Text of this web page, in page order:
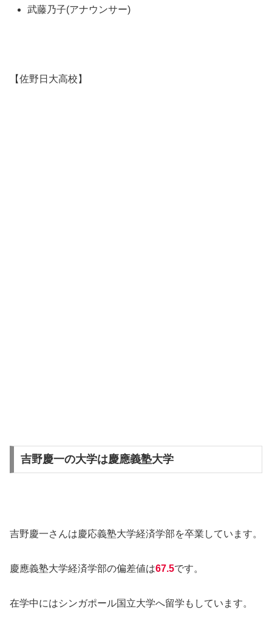
武藤乃子(アナウンサー)
【佐野日大高校】
吉野慶一の大学は慶應義塾大学
吉野慶一さんは慶応義塾大学経済学部を卒業しています。
慶應義塾大学経済学部の偏差値は67.5です。
在学中にはシンガポール国立大学へ留学もしています。